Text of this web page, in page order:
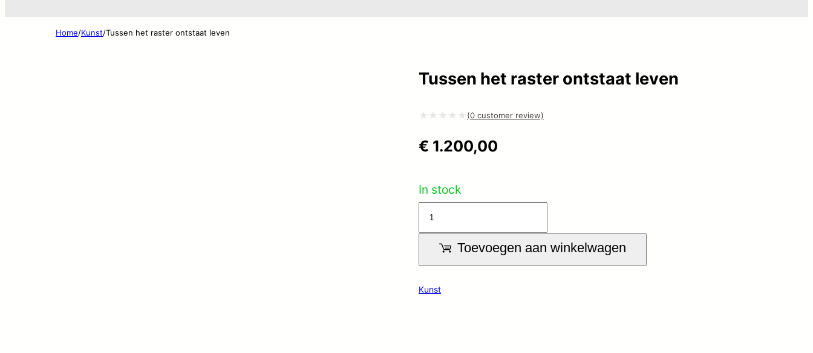
Home/Kunst/Tussen het raster ontstaat leven
Tussen het raster ontstaat leven
0
5
(0 customer review)
€ 1.200,00
In stock
Tussen
het
raster
ontstaat
leven
Toevoegen aan winkelwagen
Kunst